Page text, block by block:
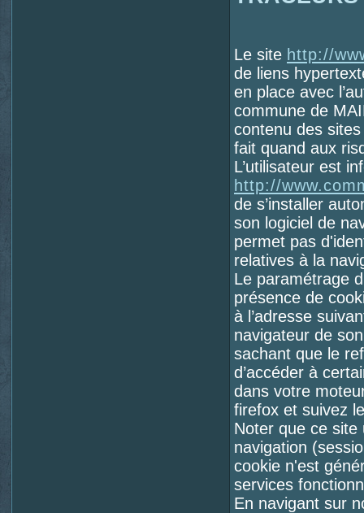
Le site http://
de liens
en place avec
commune de
contenu des
fait quand aux
L’utilisateur est
http://
de s’installer
son logiciel de
permet pas
relatives à la
Le paramétrage
présence de
à l’adresse
navigateur de
sachant que le
d’accéder à
dans votre
firefox et suivez
Noter que ce site
navigation
cookie n'est
services
En navigant sur